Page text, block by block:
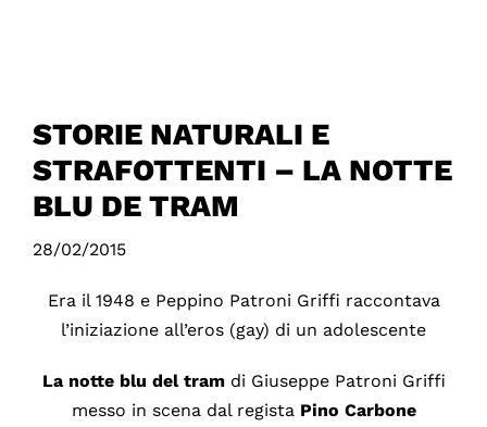
STORIE NATURALI E
STRAFOTTENTI – LA NOTTE
BLU DE TRAM
28/02/2015
Era il 1948 e Peppino Patroni Griffi raccontava
l’iniziazione all’eros (gay) di un adolescente
La notte blu del tram di Giuseppe Patroni Griffi
messo in scena dal regista Pino Carbone